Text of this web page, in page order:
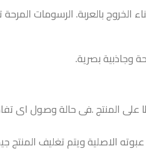
بالعربة. الرسومات المرحة
وجاذبية بصرية.
على المنتج .فى حالة وصول اى
الاصلية ويتم تغليف المنتج